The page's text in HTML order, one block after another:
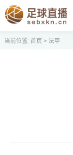
当前位置: 首页 > 法甲